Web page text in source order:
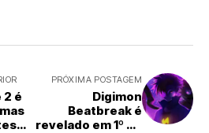
é
PRÓXIMA POSTAGEM
Digimon
Beatbreak é
revelado em 1º de